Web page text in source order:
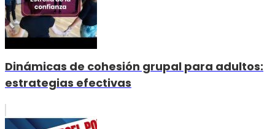
Dinámicas de cohesión grupal para adultos:
estrategias efectivas